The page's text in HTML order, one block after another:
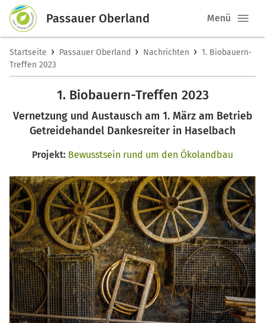
Passauer Oberland Menü
Startseite › Passauer Oberland › Nachrichten › 1. Biobauern-
Treffen 2023
1. Biobauern-Treffen 2023
Vernetzung und Austausch am 1. März am Betrieb
Getreidehandel Dankesreiter in Haselbach
Projekt: Bewusstsein rund um den Ökolandbau